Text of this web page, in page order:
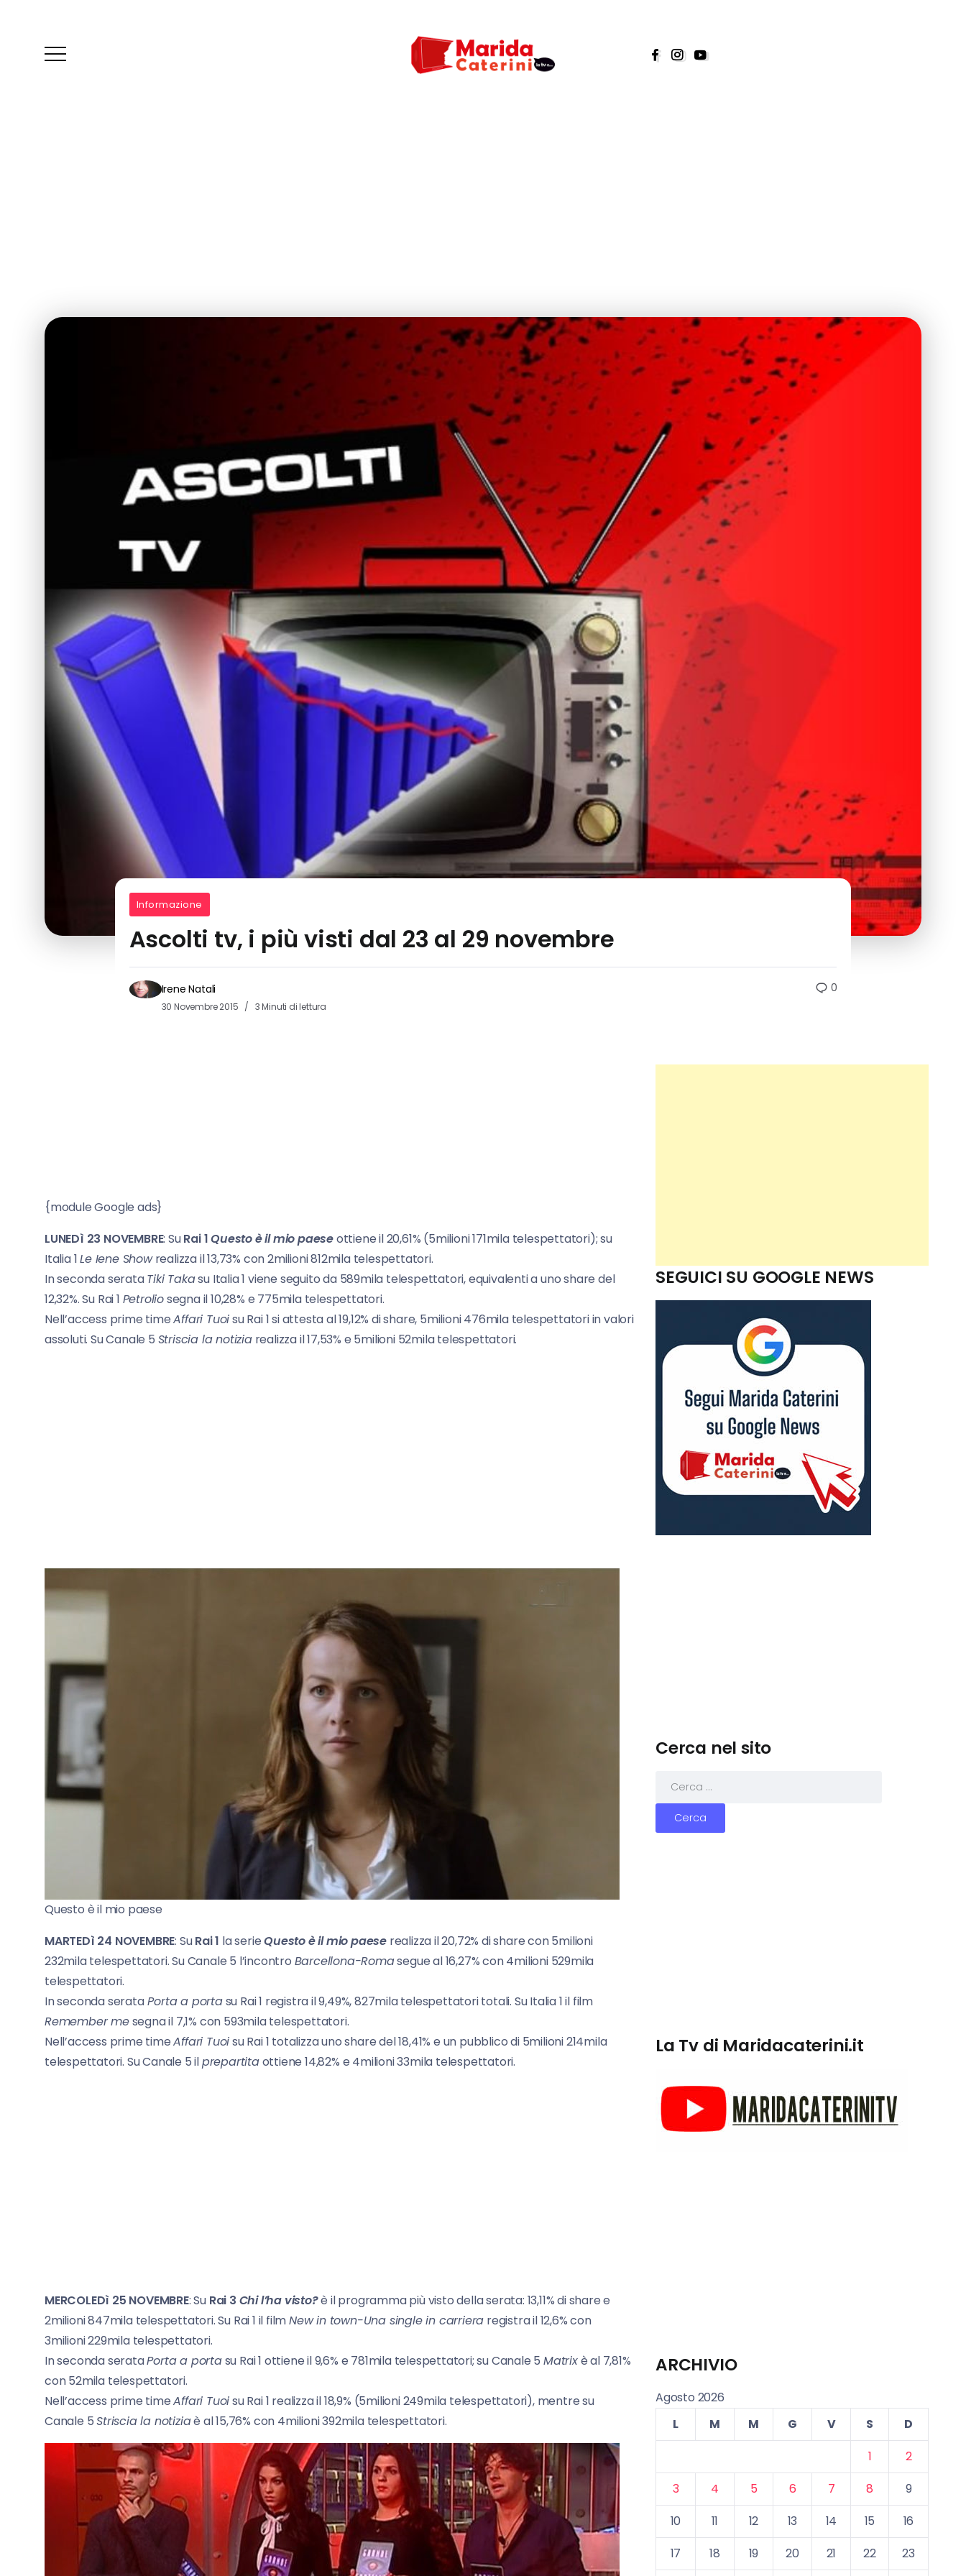
Informazione
Ascolti tv, i più visti dal 23 al 29 novembre
Irene Natali
30 Novembre 2015 3 Minuti di lettura
0
{module Google ads}
LUNEDì 23 NOVEMBRE: SuRai 1Questo è il mio paeseottiene il 20,61% (5milioni 171mila telespettatori); su
Italia 1Le Iene Showrealizza il 13,73% con 2milioni 812mila telespettatori.
In seconda serataTiki Takasu Italia 1 viene seguito da 589mila telespettatori, equivalenti a uno share del
12,32%. Su Rai 1 Petroliosegna il 10,28% e 775mila telespettatori.
Nell’access prime timeAffari Tuoisu Rai 1 si attesta al 19,12% di share, 5milioni 476mila telespettatori in valori
assoluti. Su Canale 5 Striscia la notiziarealizza il 17,53% e 5milioni 52mila telespettatori.
Questo è il mio paese
MARTEDì 24 NOVEMBRE: SuRai 1 la serieQuesto è il mio paese realizza il 20,72% di share con 5milioni
232mila telespettatori. Su Canale 5 l’incontro Barcellona-Romasegue al 16,27% con 4milioni 529mila
telespettatori.
In seconda serataPorta a portasu Rai 1 registra il 9,49%, 827mila telespettatori totali. Su Italia 1 il film
Remember mesegna il 7,1% con 593mila telespettatori.
Nell’access prime timeAffari Tuoisu Rai 1 totalizza uno share del 18,41% e un pubblico di 5milioni 214mila
telespettatori. Su Canale 5 ilprepartitaottiene 14,82% e 4milioni 33mila telespettatori.
MERCOLEDì 25 NOVEMBRE: Su Rai 3 Chi l’ha visto?è il programma più visto della serata: 13,11% di share e
2milioni 847mila telespettatori. Su Rai 1 il filmNew in town-Una single in carriera registra il 12,6% con
3milioni 229mila telespettatori.
In seconda serataPorta a portasu Rai 1 ottiene il 9,6% e 781mila telespettatori; su Canale 5Matrixè al 7,81%
con 52mila telespettatori.
Nell’access prime timeAffari Tuoisu Rai 1 realizza il 18,9% (5milioni 249mila telespettatori), mentre su
Canale 5Striscia la notiziaè al 15,76% con 4milioni 392mila telespettatori.
SEGUICI SU GOOGLE NEWS
Cerca nel sito
La Tv di Maridacaterini.it
ARCHIVIO
Agosto 2026
L
M M G V S
D
1
2
3
4 5 6 7 8
9
10
11 12 13 14 15
16
17
18 19 20 21 22 23